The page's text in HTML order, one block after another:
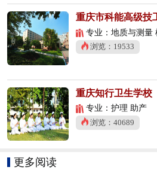
重庆市科能高级技
专业：地质与测量 机电技术
浏览：19533
重庆知行卫生学校
专业：护理 助产
浏览：40689
更多阅读